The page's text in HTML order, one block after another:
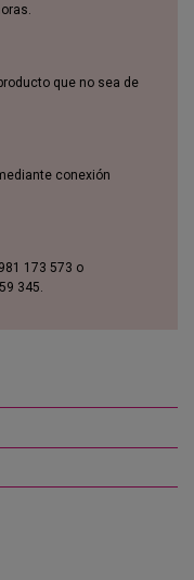
que no sea de
conexión
173 573 o
345.